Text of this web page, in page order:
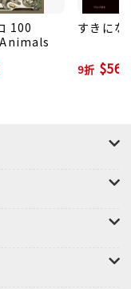
的你會選擇打開
對自我的認同。
看看他們會挑選
100
すきにな
9折 $567